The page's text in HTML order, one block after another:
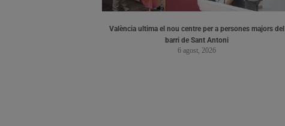
València ultima el nou centre per a persones majors del
barri de Sant Antoni
6 agost, 2026